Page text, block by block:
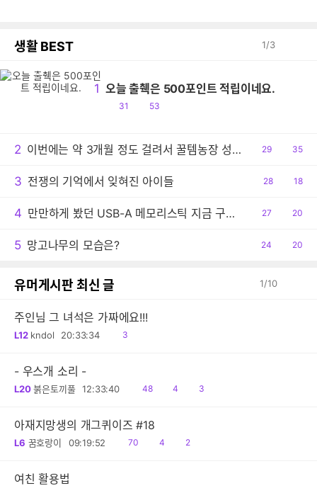
생활 BEST 1/3
1 오늘 출췍은 500포인트 적립이네요.
공
31
댓
53
2 이번에는 약 3개월 정도 걸려서 꿀템농장 성공했네요.
공
29
댓
35
3 전쟁의 기억에서 잊혀진 아이들
공
28
댓
18
4 만만하게 봤던 USB-A 메모리스틱 지금 구입하려니 어안이 벙벙
공
27
댓
20
5 망고나무의 모습은?
공
24
댓
20
유머게시판 최신 글 1/10
주인님 그 녀석은 가짜에요!!!
L12 kndol 20:33:34
읽
3
- 우스개 소리 -
L20 붉은토끼풀 12:33:40
읽
48
공
4
댓
3
아재지망생의 개그퀴이즈 #18
L6 꿈호랑이 09:19:52
읽
70
공
4
댓
2
여친 활용법